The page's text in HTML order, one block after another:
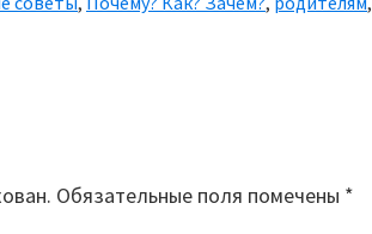
Обязательные поля помечены *